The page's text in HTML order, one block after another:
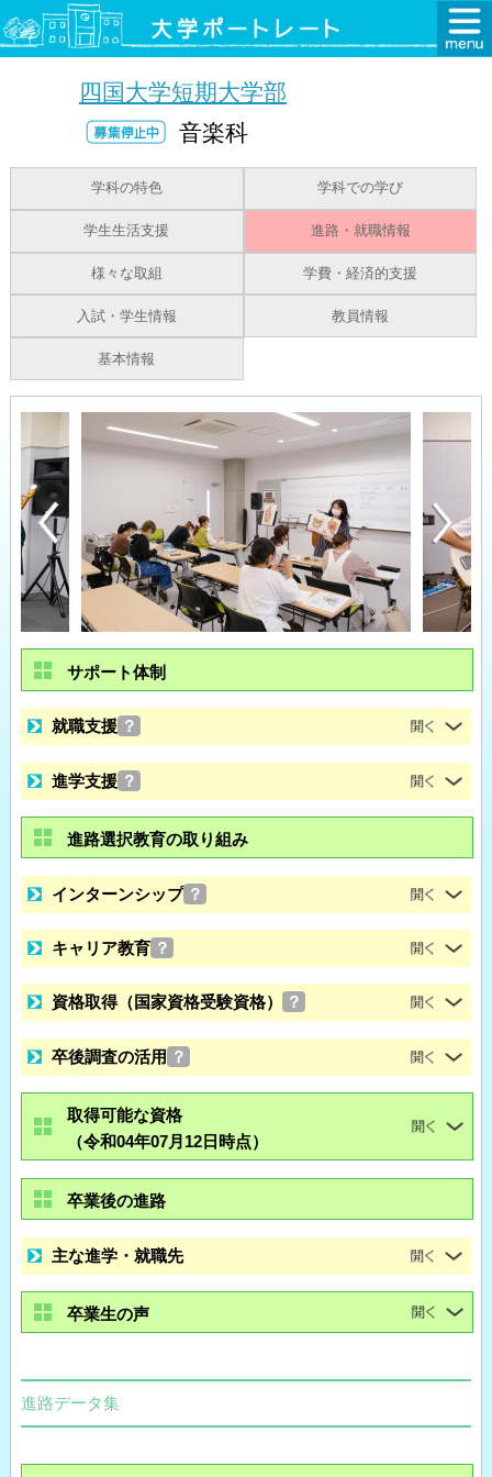
四国大学短期大学部
音楽科
学科の特色 学科での学び
学生生活支援 進路・就職情報
様々な取組 学費・経済的支援
入試・学生情報 教員情報
基本情報
サポート体制
就職支援 ？
進学支援 ？
進路選択教育の取り組み
インターンシップ ？
キャリア教育 ？
資格取得（国家資格受験資格） ？
卒後調査の活用 ？
取得可能な資格
（令和04年07月12日時点）
卒業後の進路
主な進学・就職先
卒業生の声
進路データ集